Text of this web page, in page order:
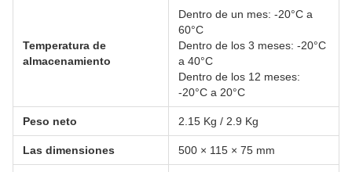
Temperatura de
almacenamiento
Dentro de un mes: -20°C a
60°C
Dentro de los 3 meses: -20°C
a 40°C
Dentro de los 12 meses:
-20°C a 20°C
Peso neto 2.15 Kg / 2.9 Kg
Las dimensiones 500 × 115 × 75 mm